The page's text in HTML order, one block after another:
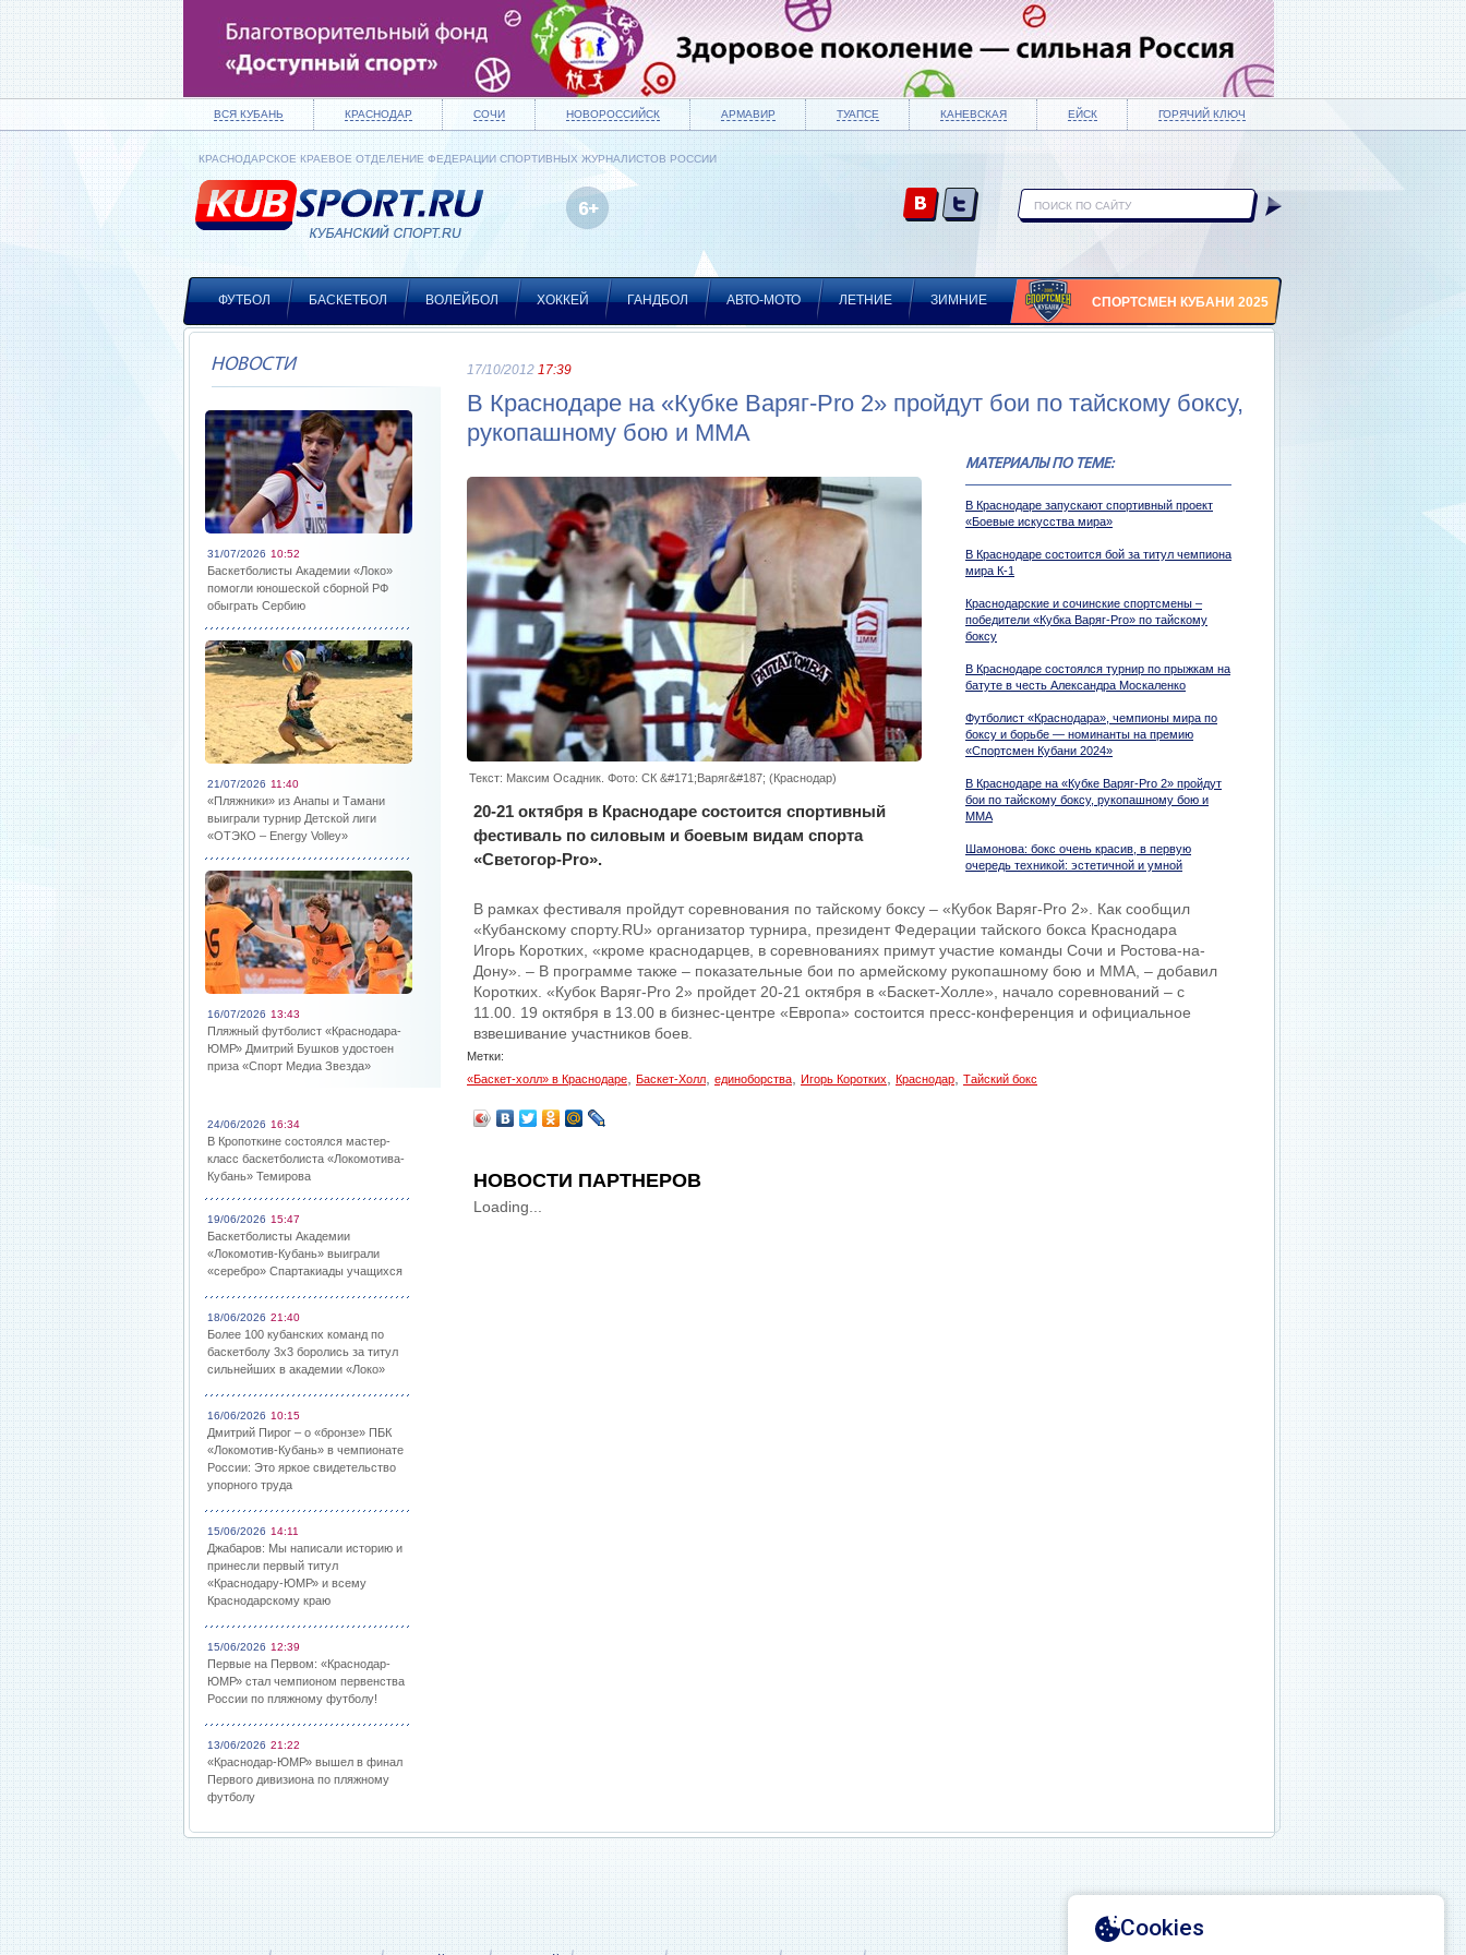
ВСЯ КУБАНЬ КРАСНОДАР СОЧИ НОВОРОССИЙСК АРМАВИР ТУАПСЕ КАНЕВСКАЯ ЕЙСК ГОРЯЧИЙ КЛЮЧ
КРАСНОДАРСКОЕ КРАЕВОЕ ОТДЕЛЕНИЕ ФЕДЕРАЦИИ СПОРТИВНЫХ ЖУРНАЛИСТОВ РОССИИ
ФУТБОЛ БАСКЕТБОЛ ВОЛЕЙБОЛ ХОККЕЙ ГАНДБОЛ АВТО-МОТО ЛЕТНИЕ ЗИМНИЕ СПОРТСМЕН КУБАНИ 2025
НОВОСТИ
31/07/2026 10:52
Баскетболисты Академии «Локо»
помогли юношеской сборной РФ
обыграть Сербию
21/07/2026 11:40
«Пляжники» из Анапы и Тамани
выиграли турнир Детской лиги
«ОТЭКО – Energy Volley»
16/07/2026 13:43
Пляжный футболист «Краснодара-
ЮМР» Дмитрий Бушков удостоен
приза «Спорт Медиа Звезда»
24/06/2026 16:34
В Кропоткине состоялся мастер-
класс баскетболиста «Локомотива-
Кубань» Темирова
19/06/2026 15:47
Баскетболисты Академии
«Локомотив-Кубань» выиграли
«серебро» Спартакиады учащихся
18/06/2026 21:40
Более 100 кубанских команд по
баскетболу 3х3 боролись за титул
сильнейших в академии «Локо»
16/06/2026 10:15
Дмитрий Пирог – о «бронзе» ПБК
«Локомотив-Кубань» в чемпионате
России: Это яркое свидетельство
упорного труда
15/06/2026 14:11
Джабаров: Мы написали историю и
принесли первый титул
«Краснодару-ЮМР» и всему
Краснодарскому краю
15/06/2026 12:39
Первые на Первом: «Краснодар-
ЮМР» стал чемпионом первенства
России по пляжному футболу!
13/06/2026 21:22
«Краснодар-ЮМР» вышел в финал
Первого дивизиона по пляжному
футболу
17/10/2012 17:39
В Краснодаре на «Кубке Варяг-Pro 2» пройдут бои по тайскому боксу,
рукопашному бою и ММА
МАТЕРИАЛЫ ПО ТЕМЕ:
В Краснодаре запускают спортивный проект
«Боевые искусства мира»
В Краснодаре состоится бой за титул чемпиона
мира К-1
Краснодарские и сочинские спортсмены –
победители «Кубка Варяг-Pro» по тайскому
боксу
В Краснодаре состоялся турнир по прыжкам на
батуте в честь Александра Москаленко
Футболист «Краснодара», чемпионы мира по
боксу и борьбе — номинанты на премию
«Спортсмен Кубани 2024»
В Краснодаре на «Кубке Варяг-Pro 2» пройдут
бои по тайскому боксу, рукопашному бою и
ММА
Шамонова: бокс очень красив, в первую
очередь техникой: эстетичной и умной
Текст: Максим Осадник. Фото: СК &#171;Варяг&#187; (Краснодар)
20-21 октября в Краснодаре состоится спортивный
фестиваль по силовым и боевым видам спорта
«Светогор-Pro».
В рамках фестиваля пройдут соревнования по тайскому боксу – «Кубок Варяг-Pro 2». Как сообщил
«Кубанскому спорту.RU» организатор турнира, президент Федерации тайского бокса Краснодара
Игорь Коротких, «кроме краснодарцев, в соревнованиях примут участие команды Сочи и Ростова-на-
Дону». – В программе также – показательные бои по армейскому рукопашному бою и ММА, – добавил
Коротких. «Кубок Варяг-Pro 2» пройдет 20-21 октября в «Баскет-Холле», начало соревнований – с
11.00. 19 октября в 13.00 в бизнес-центре «Европа» состоится пресс-конференция и официальное
взвешивание участников боев.
Метки:
«Баскет-холл» в Краснодаре
Баскет-Холл единоборства Игорь Коротких Краснодар Тайский бокс
НОВОСТИ ПАРТНЕРОВ
Loading...